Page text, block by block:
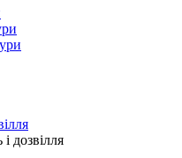
дозвілля